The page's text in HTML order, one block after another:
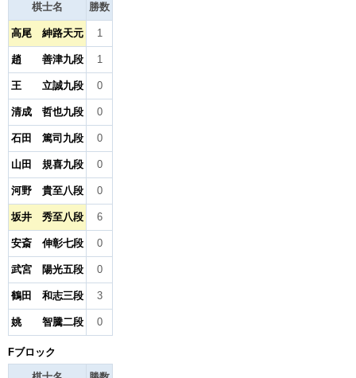
棋士名 勝数
高尾 紳路天元 1
趙 善津九段 1
王 立誠九段 0
清成 哲也九段 0
石田 篤司九段 0
山田 規喜九段 0
河野 貴至八段 0
坂井 秀至八段 6
安斎 伸彰七段 0
武宮 陽光五段 0
鶴田 和志三段 3
姚 智騰二段 0
Fブロック